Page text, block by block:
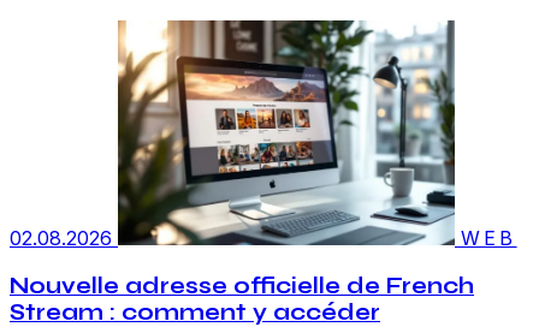
02.08.2026 WEB
Nouvelle adresse officielle de French
Stream : comment y accéder